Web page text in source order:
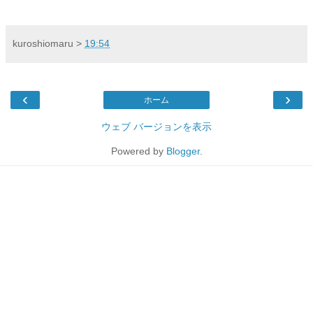
kuroshiomaru > 19:54
‹ ›
ホーム
ウェブ バージョンを表示
Powered by Blogger.